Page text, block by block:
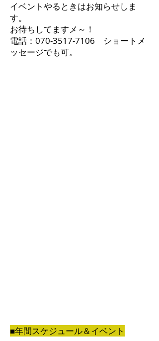
​イベントやるときはお知らせしま
す。
​お待ちしてますメ～！
電話：​​070-3517-7106 ショートメ
ッセージでも可。
■年間スケジュール＆イベント